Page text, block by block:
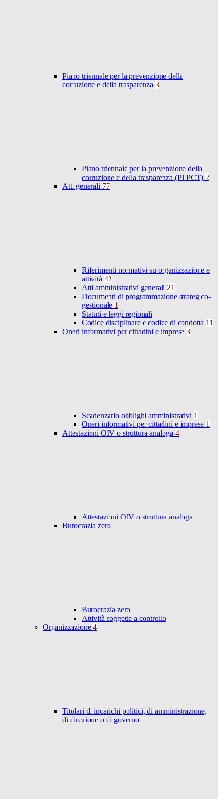
Piano triennale per la prevenzione della
corruzione e della trasparenza 3
Piano triennale per la prevenzione della
corruzione e della trasparenza (PTPCT) 2
Atti generali 77
Riferimenti normativi su organizzazione e
attività 42
Atti amministrativi generali 21
Documenti di programmazione strategico-
gestionale 1
Statuti e leggi regionali
Codice disciplinare e codice di condotta 11
Oneri informativi per cittadini e imprese 3
Scadenzario obblighi amministrativi 1
Oneri informativi per cittadini e imprese 1
Attestazioni OIV o struttura analoga 4
Attestazioni OIV o struttura analoga
Burocrazia zero
Burocrazia zero
Attività soggette a controllo
Organizzazione 4
Titolari di incarichi politici, di amministrazione,
di direzione o di governo